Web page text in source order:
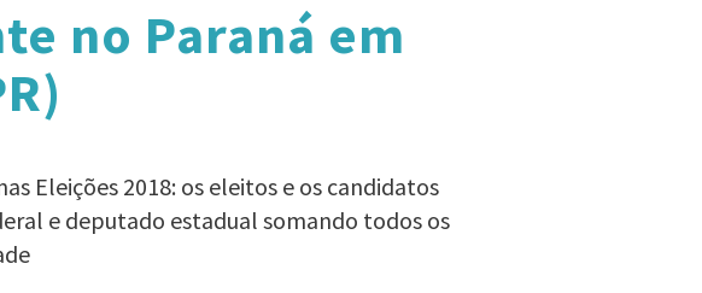
no Paraná em
Eleições 2018: os eleitos e os candidatos
e deputado estadual somando todos os